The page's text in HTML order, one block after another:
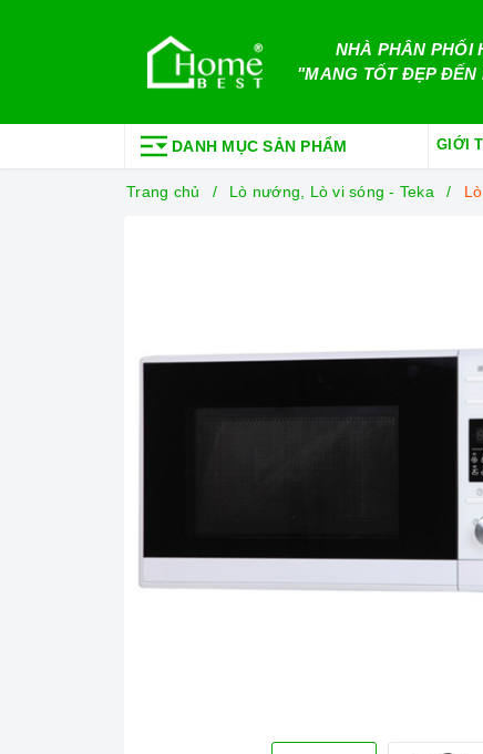
NHÀ PHÂN PHỐI
"MANG TỐT ĐẸP ĐẾN
DANH MỤC SẢN PHẨM GIỚI
Trang chủ Lò nướng, Lò vi sóng - Teka